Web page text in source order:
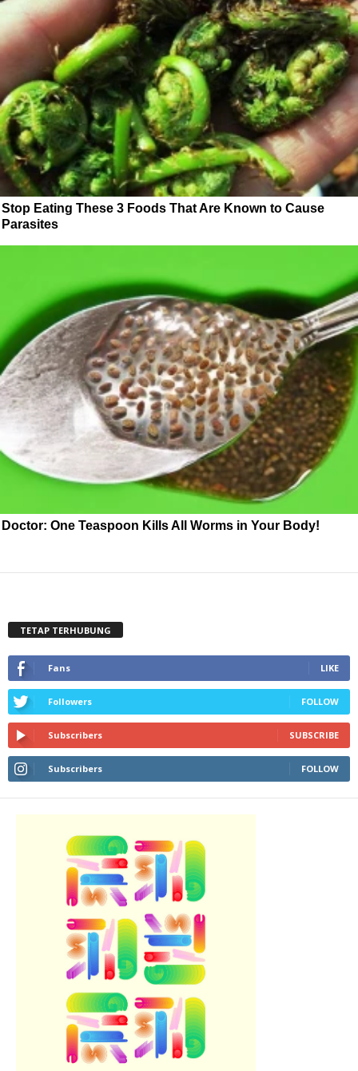
Stop Eating These 3 Foods That Are Known to Cause
Parasites
Doctor: One Teaspoon Kills All Worms in Your Body!
TETAP TERHUBUNG
Fans LIKE
Followers FOLLOW
Subscribers SUBSCRIBE
Subscribers FOLLOW